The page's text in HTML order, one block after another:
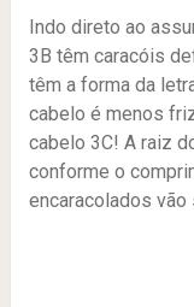
Indo direto ao
3B têm caracóis
têm a forma da
cabelo é menos
cabelo 3C! A raiz
conforme o
encaracolados vão